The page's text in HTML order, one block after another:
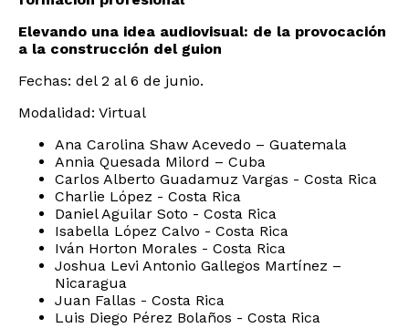
Elevando una idea audiovisual: de la provocación
a la construcción del guion
Fechas: del 2 al 6 de junio.
Modalidad: Virtual
Ana Carolina Shaw Acevedo – Guatemala
Annia Quesada Milord – Cuba
Carlos Alberto Guadamuz Vargas - Costa Rica
Charlie López - Costa Rica
Daniel Aguilar Soto - Costa Rica
Isabella López Calvo - Costa Rica
Iván Horton Morales - Costa Rica
Joshua Levi Antonio Gallegos Martínez –
Nicaragua
Juan Fallas - Costa Rica
Luis Diego Pérez Bolaños - Costa Rica